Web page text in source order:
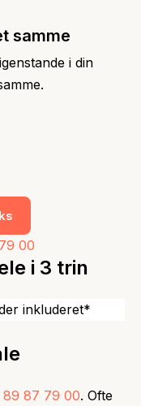
samme
i din
00
i 3 trin
inkluderet*
89 87 79 00. Ofte